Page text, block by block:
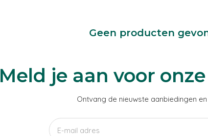
Geen producten
Meld je aan voor
Ontvang de nieuwste aanbiedingen